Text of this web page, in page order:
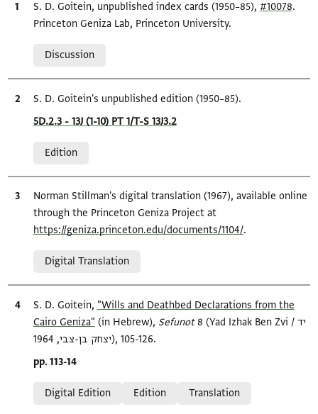
Bibliographic citation
S. D. Goitein, unpublished index cards (1950–85), #10078.
Princeton Geniza Lab, Princeton University.
Discussion
Bibliographic citation
S. D. Goitein's unpublished edition (1950–85).
Location in source
5D.2.3 - 13J (1-10) PT 1/T-S 13J3.2
Edition
Bibliographic citation
Norman Stillman's digital translation (1967), available online
through the Princeton Geniza Project at
https://geniza.princeton.edu/documents/1104/.
Digital Translation
Bibliographic citation
S. D. Goitein, "Wills and Deathbed Declarations from the
Cairo Geniza‎" (in Hebrew), Sefunot‎8 (Yad Izhak Ben Zvi / יד
יצחק בן-צבי, 1964), 105-126.
Location in source
pp. 113-14
Digital Edition
Edition Translation